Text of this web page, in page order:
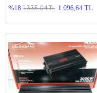
%18 1.335,04 TL 1.096,64 TL